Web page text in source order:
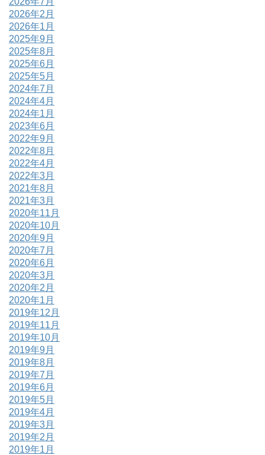
2026年2月
2026年1月
2025年9月
2025年8月
2025年6月
2025年5月
2024年7月
2024年4月
2024年1月
2023年6月
2022年9月
2022年8月
2022年4月
2022年3月
2021年8月
2021年3月
2020年11月
2020年10月
2020年9月
2020年7月
2020年6月
2020年3月
2020年2月
2020年1月
2019年12月
2019年11月
2019年10月
2019年9月
2019年8月
2019年7月
2019年6月
2019年5月
2019年4月
2019年3月
2019年2月
2019年1月